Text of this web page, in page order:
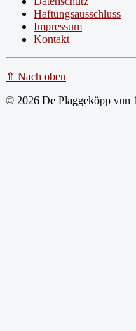
Haftungsausschluss
Impressum
Kontakt
⇑ Nach oben
© 2026 De Plaggeköpp vun